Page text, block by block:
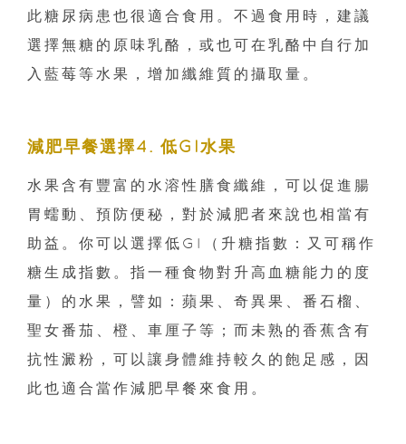
此糖尿病患也很適合食用。不過食用時，建議
選擇無糖的原味乳酪，或也可在乳酪中自行加
入藍莓等水果，增加纖維質的攝取量。
減肥早餐選擇4. 低GI水果
水果含有豐富的水溶性膳食纖維，可以促進腸
胃蠕動、預防便秘，對於減肥者來說也相當有
助益。你可以選擇低GI（升糖指數：又可稱作
糖生成指數。指一種食物對升高血糖能力的度
量）的水果，譬如：蘋果、奇異果、番石榴、
聖女番茄、橙、車厘子等；而未熟的香蕉含有
抗性澱粉，可以讓身體維持較久的飽足感，因
此也適合當作減肥早餐來食用。